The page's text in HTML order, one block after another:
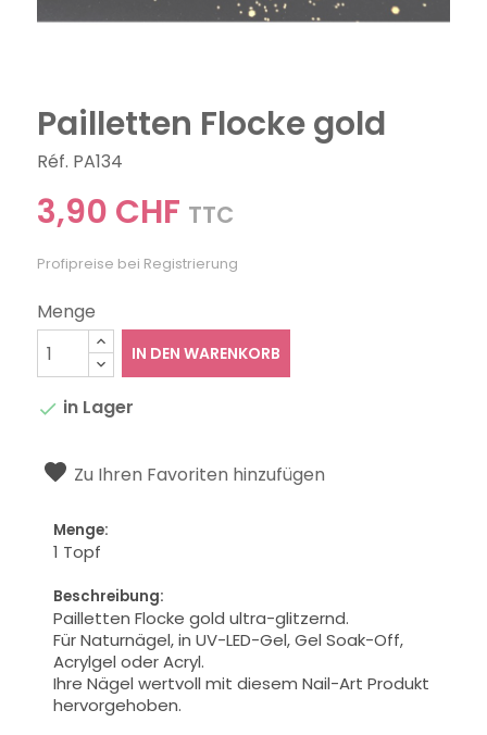
Pailletten Flocke gold
Réf. PA134
3,90 CHF TTC
Profipreise bei Registrierung
Menge
IN DEN WARENKORB
 in Lager
Zu Ihren Favoriten hinzufügen
Menge:
1 Topf
Beschreibung:
Pailletten Flocke gold ultra-glitzernd.
Für Naturnägel, in UV-LED-Gel, Gel Soak-Off,
Acrylgel oder Acryl.
Ihre Nägel wertvoll mit diesem Nail-Art Produkt
hervorgehoben.